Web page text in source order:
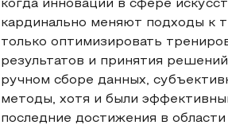
когда инновации в сфере
кардинально меняют подходы к
только оптимизировать
результатов и принятия
ручном сборе данных,
методы, хотя и были
последние достижения в